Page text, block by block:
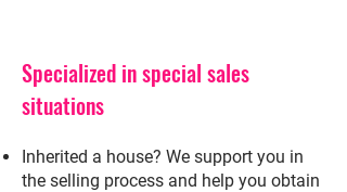
Specialized in special sales
situations
Inherited a house? We support you in
the selling process and help you obtain